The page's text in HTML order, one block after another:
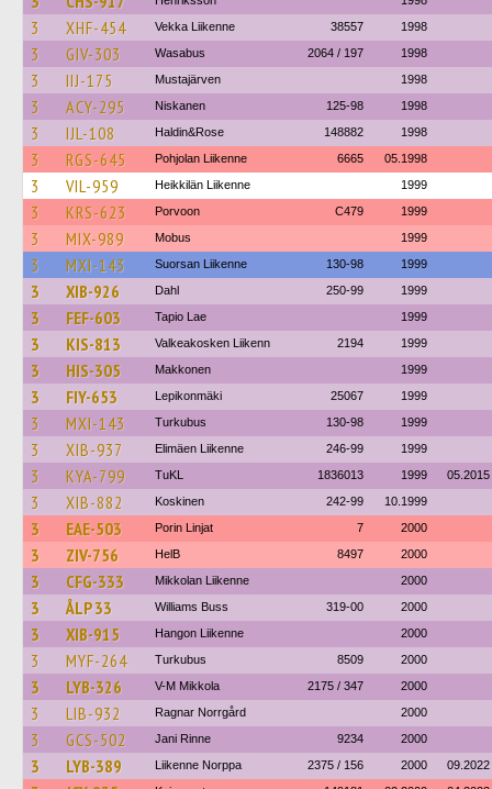
3 XHF-454 Vekka Liikenne 38557 1998
3 GIV-303 Wasabus 2064 / 197 1998
3 IIJ-175 Mustajärven 1998
3 ACY-295 Niskanen 125-98 1998
3 IJL-108 Haldin&Rose 148882 1998
3 RGS-645 Pohjolan Liikenne 6665 05.1998
3 VIL-959 Heikkilän Liikenne 1999
3 KRS-623 Porvoon C479 1999
3 MIX-989 Mobus 1999
3 MXI-143 Suorsan Liikenne 130-98 1999
3 XIB-926 Dahl 250-99 1999
3 FEF-603 Tapio Lae 1999
3 KIS-813 Valkeakosken Liikenn 2194 1999
3 HIS-305 Makkonen 1999
3 FIY-653 Lepikonmäki 25067 1999
3 MXI-143 Turkubus 130-98 1999
3 XIB-937 Elimäen Liikenne 246-99 1999
3 KYA-799 TuKL 1836013 1999 05.2015
3 XIB-882 Koskinen 242-99 10.1999
3 EAE-503 Porin Linjat 7 2000
3 ZIV-756 HelB 8497 2000
3 CFG-333 Mikkolan Liikenne 2000
3 ÅLP 33 Williams Buss 319-00 2000
3 XIB-915 Hangon Liikenne 2000
3 MYF-264 Turkubus 8509 2000
3 LYB-326 V-M Mikkola 2175 / 347 2000
3 LIB-932 Ragnar Norrgård 2000
3 GCS-502 Jani Rinne 9234 2000
3 LYB-389 Liikenne Norppa 2375 / 156 2000 09.2022